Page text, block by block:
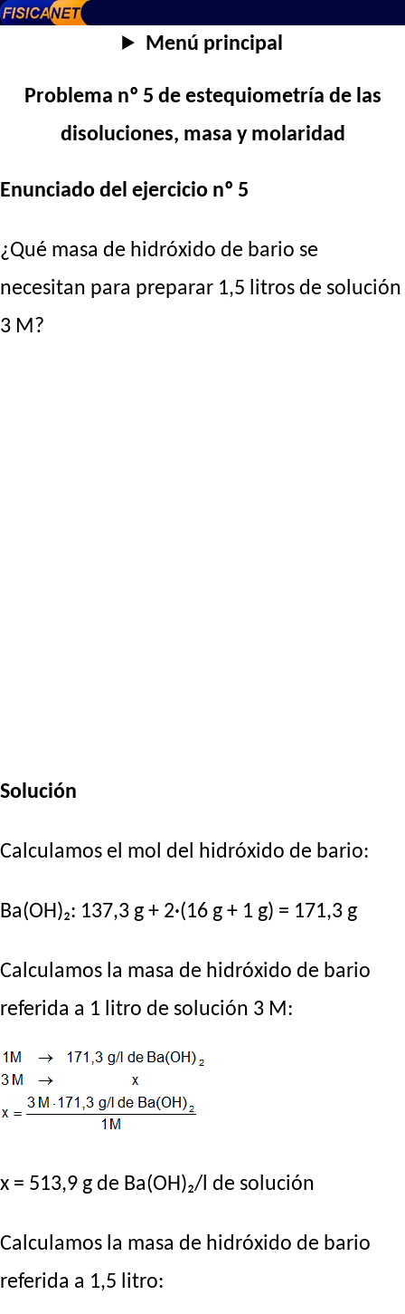
Menú principal
Problema nº 5 de estequiometría de las
disoluciones, masa y molaridad
Enunciado del ejercicio nº 5
¿Qué masa de hidróxido de bario se
necesitan para preparar 1,5 litros de solución
3 M?
Solución
Calculamos el mol del hidróxido de bario:
Ba(OH)₂: 137,3 g + 2·(16 g + 1 g) = 171,3 g
Calculamos la masa de hidróxido de bario
referida a 1 litro de solución 3 M:
x = 513,9 g de Ba(OH)₂/l de solución
Calculamos la masa de hidróxido de bario
referida a 1,5 litro: